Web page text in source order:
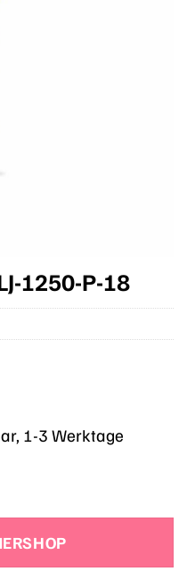
1250-P-18
1-3 Werktage